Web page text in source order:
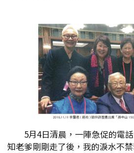
5月4日清晨，一陣急促的電
知老爹剛剛走了後，我的淚水不禁